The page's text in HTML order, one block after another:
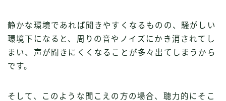
静かな環境であれば聞きやすくなるものの、騒がしい
環境下になると、周りの音やノイズにかき消されてし
まい、声が聞きにくくなることが多々出てしまうから
です。
そして、このような聞こえの方の場合、聴力的にそこ